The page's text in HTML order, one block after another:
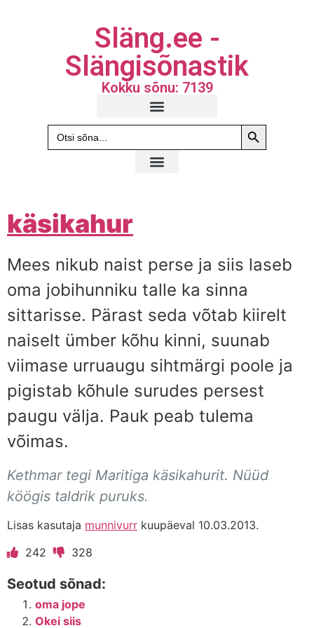
Släng.ee -
Slängisõnastik
Kokku sõnu: 7139
Search
for:
Search
käsikahur
Mees nikub naist perse ja siis laseb
oma jobihunniku talle ka sinna
sittarisse. Pärast seda võtab kiirelt
naiselt ümber kõhu kinni, suunab
viimase urruaugu sihtmärgi poole ja
pigistab kõhule surudes persest
paugu välja. Pauk peab tulema
võimas.
Kethmar tegi Maritiga käsikahurit. Nüüd
köögis taldrik puruks.
Lisas kasutaja munnivurr kuupäeval 10.03.2013.
242
328
Seotud sõnad:
oma jope
Okei siis